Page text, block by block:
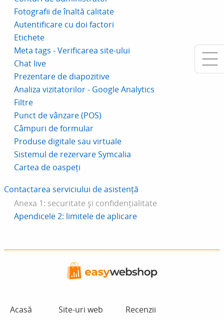
Fotografii de înaltă calitate
Autentificare cu doi factori
Etichete
Meta tags - Verificarea site-ului
Chat live
Prezentare de diapozitive
Analiza vizitatorilor - Google Analytics
Filtre
Punct de vânzare (POS)
Câmpuri de formular
Produse digitale sau virtuale
Sistemul de rezervare Symcalia
Cartea de oaspeți
Contactarea serviciului de asistență
Anexa 1: securitate și confidențialitate
Apendicele 2: limitele de aplicare
Acasă
Site-uri web
Recenzii